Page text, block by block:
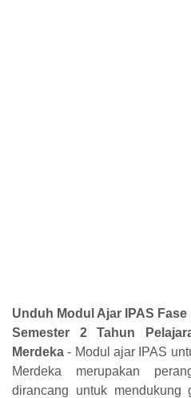
Unduh Modul Ajar IPAS
Semester 2 Tahun
Merdeka - Modul ajar IPAS
Merdeka merupakan
dirancang untuk mendukung